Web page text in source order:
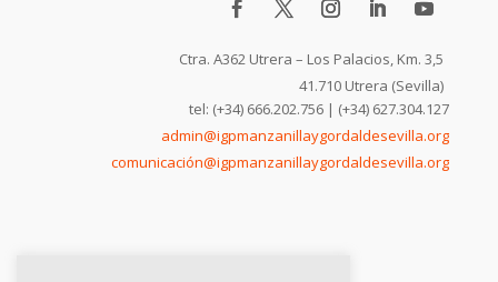
Ctra. A362 Utrera – Los Palacios, Km. 3,5
41.710 Utrera (Sevilla)
tel: (+34) 666.202.756 | (+34) 627.304.127
admin@igpmanzanillaygordaldesevilla.org
comunicación@igpmanzanillaygordaldesevilla.org